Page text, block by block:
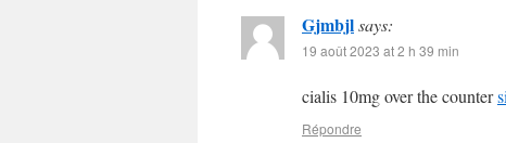
Gjmbjlsays:
19 août 2023 at 2 h 39 min
cialis 10mg over the counter
Répondre